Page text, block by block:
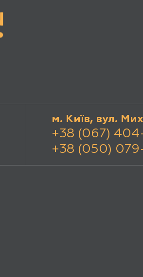
м. Київ, вул.
+38 (067)
+38 (050)